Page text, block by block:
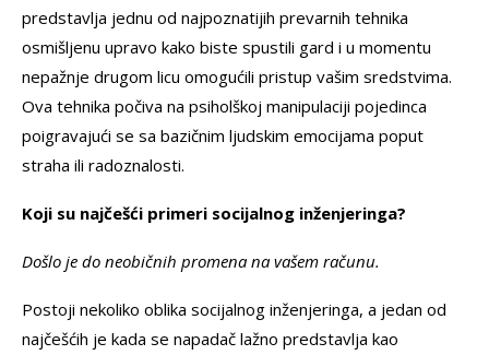
predstavlja jednu od najpoznatijih prevarnih tehnika
osmišljenu upravo kako biste spustili gard i u momentu
nepažnje drugom licu omogućili pristup vašim sredstvima.
Ova tehnika počiva na psiholškoj manipulaciji pojedinca
poigravajući se sa bazičnim ljudskim emocijama poput
straha ili radoznalosti.
Koji su najčešći primeri socijalnog inženjeringa?
Došlo je do neobičnih promena na vašem računu.
Postoji nekoliko oblika socijalnog inženjeringa, a jedan od
najčešćih je kada se napadač lažno predstavlja kao